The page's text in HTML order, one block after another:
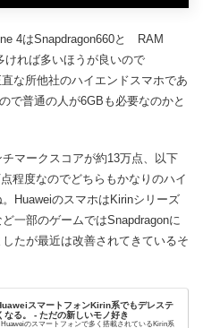
4はSnapdragon660と RAM
ければ多いほうが良いので
な所他社のハイエンドスマホであ
で普通の人が6GBも必要なのかと
マークスコアが約13万点、以下
程度なのでどちらもかなりのハイ
HuaweiのスマホはKirinシリーズ
一部のゲームではSnapdragonに
たが最近は改善されてきているそ
スマートフォンKirin系でもデレステ
なる。 - ただの新しいモノ好き
Huaweiのスマートフォンで多く搭載されているKirin系